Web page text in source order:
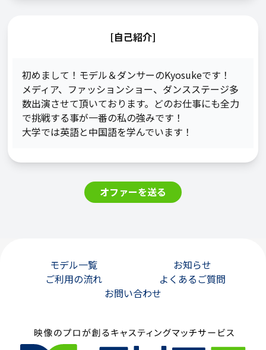
[自己紹介]
初めまして！モデル＆ダンサーのKyosukeです！
メディア、ファッションショー、ダンスステージ多
数出演させて頂いております。どのお仕事にも全力
で挑戦する事が一番の私の強みです！
オファーを送る
モデル一覧
お知らせ
ご利用の流れ
よくあるご質問
お問い合わせ